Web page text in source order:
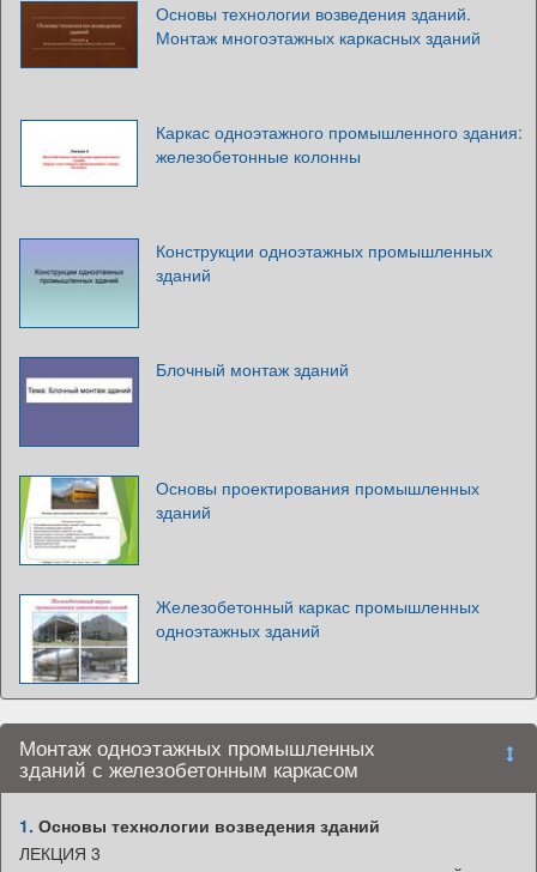
Основы технологии возведения зданий.
Монтаж многоэтажных каркасных зданий
Каркас одноэтажного промышленного здания:
железобетонные колонны
Конструкции одноэтажных промышленных
зданий
Блочный монтаж зданий
Основы проектирования промышленных
зданий
Железобетонный каркас промышленных
одноэтажных зданий
Монтаж одноэтажных промышленных
зданий с железобетонным каркасом
1. Основы технологии возведения зданий
ЛЕКЦИЯ 3